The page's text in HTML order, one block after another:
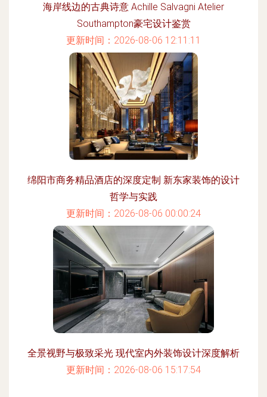
海岸线边的古典诗意 Achille Salvagni Atelier
Southampton豪宅设计鉴赏
更新时间：2026-08-06 12:11:11
绵阳市商务精品酒店的深度定制 新东家装饰的设计
哲学与实践
更新时间：2026-08-06 00:00:24
全景视野与极致采光 现代室内外装饰设计深度解析
更新时间：2026-08-06 15:17:54